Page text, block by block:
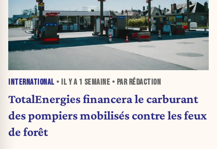
INTERNATIONAL • IL Y A 1 SEMAINE • PAR RÉDACTION
TotalEnergies financera le carburant
des pompiers mobilisés contre les feux
de forêt